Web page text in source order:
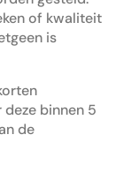
of kwaliteit
is
binnen 5
de